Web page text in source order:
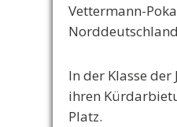
Vettermann-
In der Klasse
ihren
Platz.